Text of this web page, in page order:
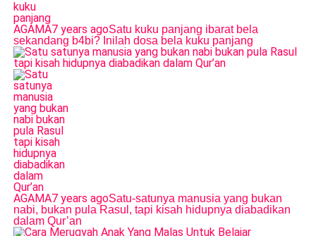
AGAMA7 years agoSatu kuku panjang ibarat bela
sekandang b4bi? Inilah dosa bela kuku panjang
AGAMA7 years agoSatu-satunya manusia yang bukan
nabi, bukan pula Rasul, tapi kisah hidupnya diabadikan
dalam Qur’an